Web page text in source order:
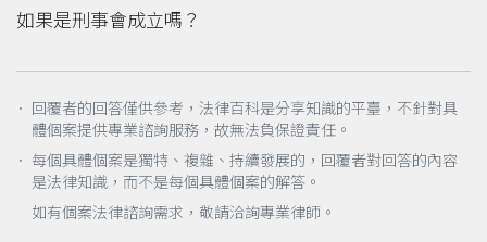
如果是刑事會成立嗎？
． 回覆者的回答僅供參考，法律百科是分享知識的平臺，不針對具
體個案提供專業諮詢服務，故無法負保證責任。
． 每個具體個案是獨特、複雜、持續發展的，回覆者對回答的內容
是法律知識，而不是每個具體個案的解答。
如有個案法律諮詢需求，敬請洽詢專業律師。